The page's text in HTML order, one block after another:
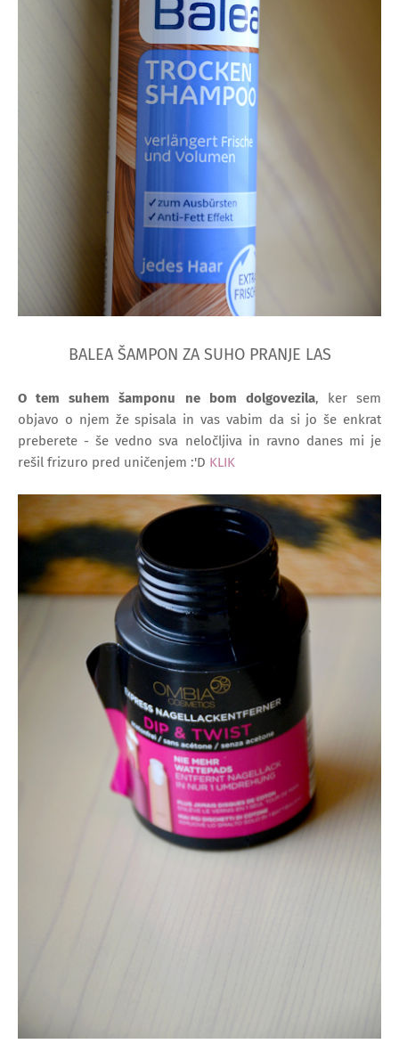
BALEA ŠAMPON ZA SUHO PRANJE LAS
O tem suhem šamponu ne bom dolgovezila, ker sem
objavo o njem že spisala in vas vabim da si jo še enkrat
preberete - še vedno sva neločljiva in ravno danes mi je
rešil frizuro pred uničenjem :'D KLIK